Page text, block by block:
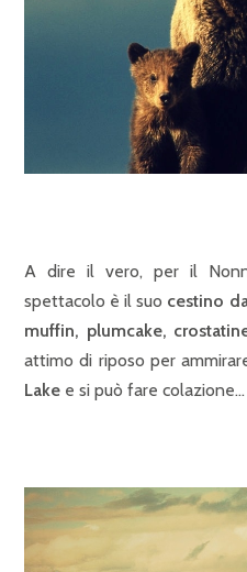
A dire il vero, per il
spettacolo è il suo cestino
muffin, plumcake,
attimo di riposo per
Lake e si può fare colazione…